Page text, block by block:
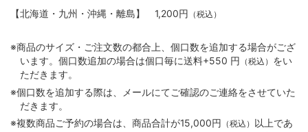
【北海道・九州・沖縄・離島】 1,200円 （税込）
※商品のサイズ・ご注文数の都合上、個口数を追加する場合がござ
います。個口数追加の場合は個口毎に送料+550 円 （税込） をい
ただきます。
※個口数を追加する際は、メールにてご確認のご連絡をさせていた
だきます。
※複数商品ご予約の場合は、商品合計が15,000円 （税込） 以上であ